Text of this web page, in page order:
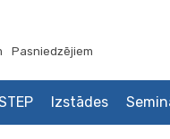
Pasniedzējiem
Izstādes